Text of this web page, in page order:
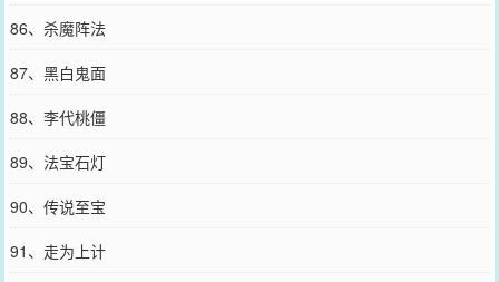
86、杀魔阵法
87、黑白鬼面
88、李代桃僵
89、法宝石灯
90、传说至宝
91、走为上计